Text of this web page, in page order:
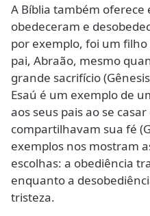
A Bíblia também oferece
obedeceram e
por exemplo, foi um
pai, Abraão, mesmo
grande sacrifício
Esaú é um exemplo de
aos seus pais ao se
compartilhavam sua fé
exemplos nos mostram
escolhas: a obediência
enquanto a
tristeza.